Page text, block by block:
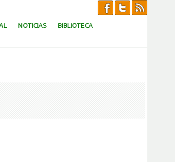
NOTICIAS BIBLIOTECA